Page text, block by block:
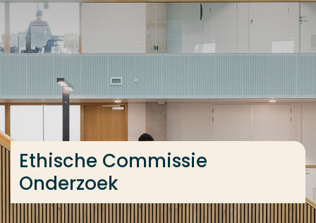
Ga direct naar de content
... > Ethische Commissie Onderzoek
Ethische Commissie
Onderzoek
Veel gezocht
Contact